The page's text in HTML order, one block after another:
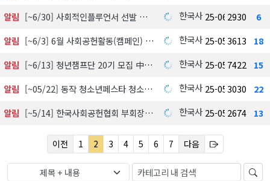
알림
[~6/30] 사회적인플루언서 선발 모집 한국사회공헌협회
25-06-11
2930
6
알림
[~6/3] 6월 사회공헌활동(캠페인) 신청 접수中 한국사회공헌협회
25-05-29
3613
18
알림
[~6/13] 청년챔프단 20기 모집 中 한국사회공헌협회
25-05-25
7422
15
알림
[~05/22] 동작 청소년페스타 청소년의날 행사 한국사회공헌협회
25-05-20
3030
22
알림
[~5/14] 한국사회공헌협회 부회장 후보자 접수 공고 한국사회공헌협회
25-05-12
2674 13
이전 1 2 3 4 5 6 7 다음
제목 + 내용